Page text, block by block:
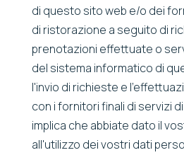
di questo sito web e/o dei
di ristorazione a seguito di
prenotazioni effettuate o
del sistema informatico di
l'invio di richieste e
con i fornitori finali di servizi
implica che abbiate dato il
all'utilizzo dei vostri dati